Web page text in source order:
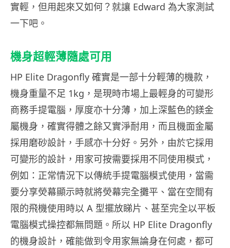
實輕，但用起來又如何？就讓 Edward 為大家測試
一下吧。
機身超輕薄隨處可用
HP Elite Dragonfly 確實是一部十分輕薄的機款，
機身重量不足 1kg，是現時市場上最輕身的可變形
商務手提電腦，厚度亦十分薄，加上深藍色的鎂金
屬機身，確實得體之餘又實淨耐用，而且機面金屬
採用磨砂設計，手感亦十分好。另外，由於它採用
可變形的設計，用家可按需要採用不同使用模式，
例如：正常情況下以傳統手提電腦模式使用，當需
要分享熒幕顯示時就將熒幕完全攤平、當在空間有
限的飛機使用時以 A 型擺放睇片、甚至完全以平板
電腦模式操控都無問題。所以 HP Elite Dragonfly
的機身設計，確能做到令用家無論身在何處，都可